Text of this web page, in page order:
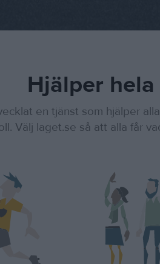
Hjälper
en tjänst som hjälper
Välj laget.se så att alla får